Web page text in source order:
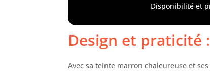
Disponibilité et
Design et praticité
Avec sa teinte marron chaleureuse et